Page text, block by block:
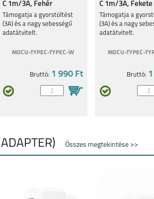
C 1m/3A, Fehér
Támogatja a gyorstöltést
(3A) és a nagy sebességű
adatátvitelt.
MDCU-TYPEC-TYPEC-W
Bruttó: 1 990 Ft
C 1m/3A, Fekete
Támogatja a
(3A) és a nagy
adatátvitelt.
MDCU-TYPEC-
Bruttó:
Összes megtekintése >>